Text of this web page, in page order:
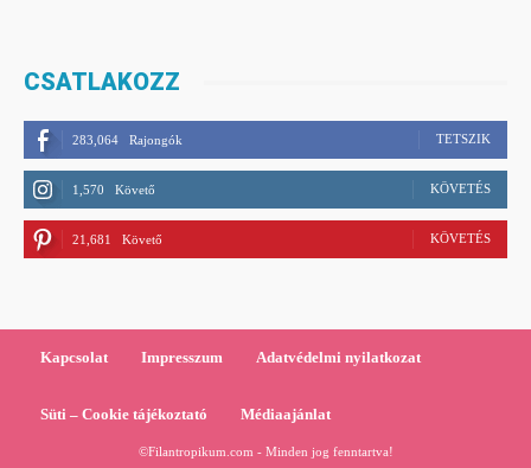
CSATLAKOZZ
283,064 Rajongók TETSZIK
1,570 Követő KÖVETÉS
21,681 Követő KÖVETÉS
Kapcsolat Impresszum Adatvédelmi nyilatkozat
Süti – Cookie tájékoztató Médiaajánlat
©Filantropikum.com - Minden jog fenntartva!